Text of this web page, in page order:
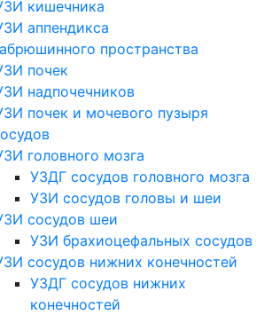
кишечника
аппендикса
пространства
почек
надпочечников
почек и мочевого пузыря
головного мозга
УЗДГ сосудов головного мозга
УЗИ сосудов головы и шеи
сосудов шеи
УЗИ брахиоцефальных сосудов
сосудов нижних конечностей
УЗДГ сосудов нижних
конечностей